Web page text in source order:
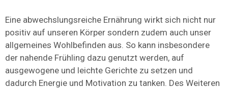
Eine abwechslungsreiche Ernährung wirkt sich nicht nur
positiv auf unseren Körper sondern zudem auch unser
allgemeines Wohlbefinden aus. So kann insbesondere
der nahende Frühling dazu genutzt werden, auf
ausgewogene und leichte Gerichte zu setzen und
dadurch Energie und Motivation zu tanken. Des Weiteren